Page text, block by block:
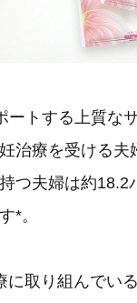
トする上質な
治療を受ける
つ夫婦は約18.2
*。
取り組んでい